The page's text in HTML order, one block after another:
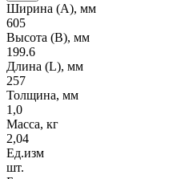
Ширина (А), мм
605
Высота (В), мм
199.6
Длина (L), мм
257
Толщина, мм
1,0
Масса, кг
2,04
Ед.изм
шт.